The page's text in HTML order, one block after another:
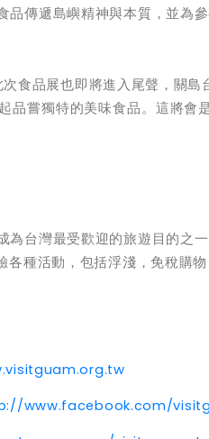
傳遞島嶼精神與本質，並為
食品展也即將進入尾聲，關
品嘗獨特的美味食品。這將會
為台灣最受歡迎的旅遊目的之
種活動，包括浮淺，免稅購物
www.facebook.com/